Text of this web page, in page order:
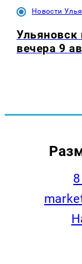
Новости
вечера 9